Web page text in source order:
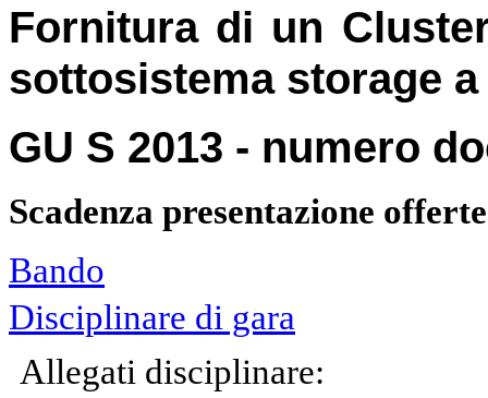
Fornitura di un
sottosistema storage
GU S 2013 - numero
Scadenza presentazione
Bando
Disciplinare di gara
Allegati disciplinare: